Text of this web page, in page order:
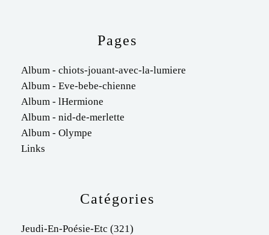
Catégories
Jeudi-En-Poésie-Etc (321)
Pages
Album - chiots-jouant-avec-la-lumiere
Album - Eve-bebe-chienne
Album - lHermione
Album - nid-de-merlette
Album - Olympe
Links